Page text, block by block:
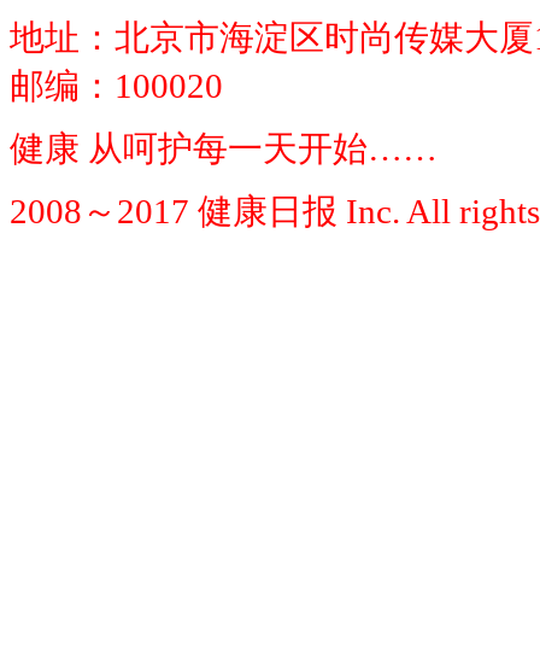
地址：北京市海淀区时尚传媒大厦
邮编：100020
健康 从呵护每一天开始……
2008～2017 健康日报 Inc. All